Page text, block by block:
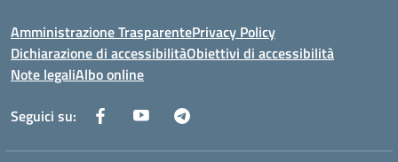
Amministrazione TrasparentePrivacy Policy
Dichiarazione di accessibilitàObiettivi di accessibilità
Note legaliAlbo online
Seguici su: